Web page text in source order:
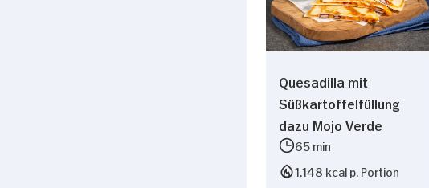
Quesadilla mit
Süßkartoffelfüllung
dazu Mojo Verde
65 min
1.148 kcal p. Portion